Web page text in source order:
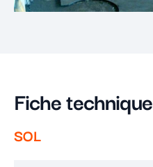
Fiche technique
SOL